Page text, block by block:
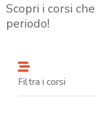
Scopri i corsi
periodo!
Filtra i corsi